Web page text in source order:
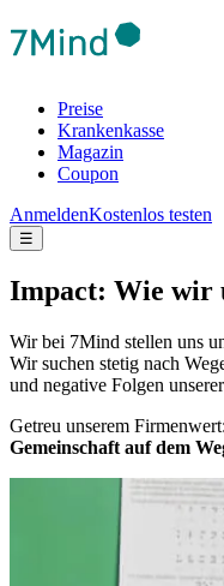
Preise
Krankenkasse
Magazin
Coupon
AnmeldenKostenlos testen
☰
Impact: Wie wir
Wir bei 7Mind stellen uns
Wir suchen stetig nach
und negative Folgen
Getreu unserem Firmenwert:
Gemeinschaft auf dem